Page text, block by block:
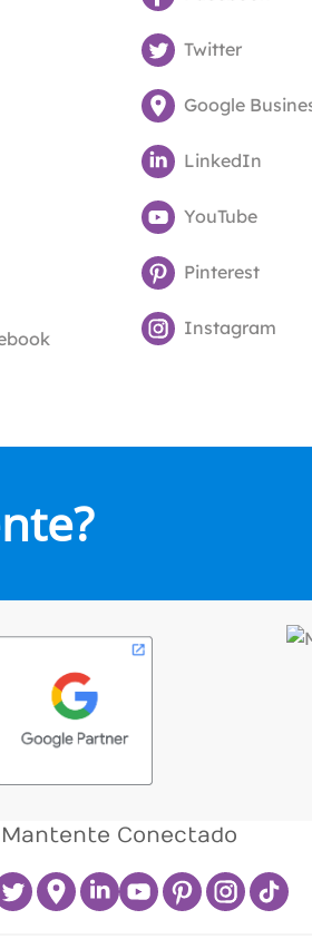
Twitter
Google
LinkedIn
YouTube
Pinterest
Instagram
Mantente Conectado